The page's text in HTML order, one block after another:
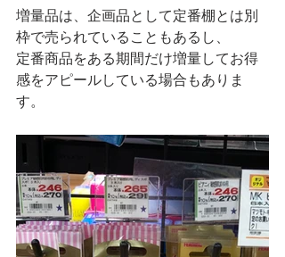
増量品は、企画品として定番棚とは別
枠で売られていることもあるし、
定番商品をある期間だけ増量してお得
感をアピールしている場合もありま
す。